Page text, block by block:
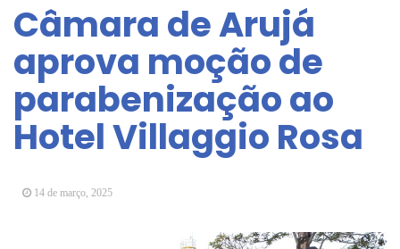
mercado de trabalho
Dalvana Penha toma posse como vereadora
Escola do Legislativo de Arujá entrega 1 tonelada
de alimentos ao Fundo Social do município
Arujá promove 2º encontro da Jornada de
dos Ipês
Câmara de Arujá
aprova moção de
parabenização ao
Hotel Villaggio Rosa
14 de março, 2025